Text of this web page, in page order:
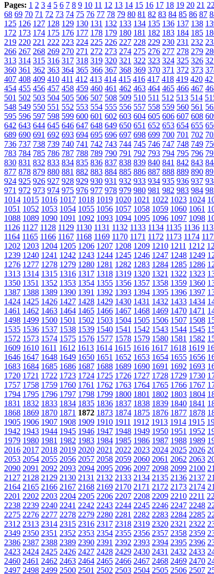
Pages: 1 2 3 4 5 6 7 8 9 10 11 12 13 14 15 16 17 18 19 20 21 22
68 69 70 71 72 73 74 75 76 77 78 79 80 81 82 83 84 85 86 87
125 126 127 128 129 130 131 132 133 134 135 136 137 138
172 173 174 175 176 177 178 179 180 181 182 183 184 185
219 220 221 222 223 224 225 226 227 228 229 230 231 232
266 267 268 269 270 271 272 273 274 275 276 277 278 279
313 314 315 316 317 318 319 320 321 322 323 324 325 326
360 361 362 363 364 365 366 367 368 369 370 371 372 373
407 408 409 410 411 412 413 414 415 416 417 418 419 420
454 455 456 457 458 459 460 461 462 463 464 465 466 467
501 502 503 504 505 506 507 508 509 510 511 512 513 514
548 549 550 551 552 553 554 555 556 557 558 559 560 561
595 596 597 598 599 600 601 602 603 604 605 606 607 608
642 643 644 645 646 647 648 649 650 651 652 653 654 655
689 690 691 692 693 694 695 696 697 698 699 700 701 702
736 737 738 739 740 741 742 743 744 745 746 747 748 749
783 784 785 786 787 788 789 790 791 792 793 794 795 796
830 831 832 833 834 835 836 837 838 839 840 841 842 843
877 878 879 880 881 882 883 884 885 886 887 888 889 890
924 925 926 927 928 929 930 931 932 933 934 935 936 937
971 972 973 974 975 976 977 978 979 980 981 982 983 984
1014 1015 1016 1017 1018 1019 1020 1021 1022 1023 1024
1051 1052 1053 1054 1055 1056 1057 1058 1059 1060 1061
1088 1089 1090 1091 1092 1093 1094 1095 1096 1097 1098
1126 1127 1128 1129 1130 1131 1132 1133 1134 1135 1136
1164 1165 1166 1167 1168 1169 1170 1171 1172 1173 1174
1202 1203 1204 1205 1206 1207 1208 1209 1210 1211 1212
1239 1240 1241 1242 1243 1244 1245 1246 1247 1248 1249
1276 1277 1278 1279 1280 1281 1282 1283 1284 1285 1286
1313 1314 1315 1316 1317 1318 1319 1320 1321 1322 1323
1350 1351 1352 1353 1354 1355 1356 1357 1358 1359 1360
1387 1388 1389 1390 1391 1392 1393 1394 1395 1396 1397
1424 1425 1426 1427 1428 1429 1430 1431 1432 1433 1434
1461 1462 1463 1464 1465 1466 1467 1468 1469 1470 1471
1498 1499 1500 1501 1502 1503 1504 1505 1506 1507 1508
1535 1536 1537 1538 1539 1540 1541 1542 1543 1544 1545
1572 1573 1574 1575 1576 1577 1578 1579 1580 1581 1582
1609 1610 1611 1612 1613 1614 1615 1616 1617 1618 1619
1646 1647 1648 1649 1650 1651 1652 1653 1654 1655 1656
1683 1684 1685 1686 1687 1688 1689 1690 1691 1692 1693
1720 1721 1722 1723 1724 1725 1726 1727 1728 1729 1730
1757 1758 1759 1760 1761 1762 1763 1764 1765 1766 1767
1794 1795 1796 1797 1798 1799 1800 1801 1802 1803 1804
1831 1832 1833 1834 1835 1836 1837 1838 1839 1840 1841
1868 1869 1870 1871 1872 1873 1874 1875 1876 1877 1878
1905 1906 1907 1908 1909 1910 1911 1912 1913 1914 1915
1942 1943 1944 1945 1946 1947 1948 1949 1950 1951 1952
1979 1980 1981 1982 1983 1984 1985 1986 1987 1988 1989
2016 2017 2018 2019 2020 2021 2022 2023 2024 2025 2026
2053 2054 2055 2056 2057 2058 2059 2060 2061 2062 2063
2090 2091 2092 2093 2094 2095 2096 2097 2098 2099 2100
2127 2128 2129 2130 2131 2132 2133 2134 2135 2136 2137
2164 2165 2166 2167 2168 2169 2170 2171 2172 2173 2174
2201 2202 2203 2204 2205 2206 2207 2208 2209 2210 2211
2238 2239 2240 2241 2242 2243 2244 2245 2246 2247 2248
2275 2276 2277 2278 2279 2280 2281 2282 2283 2284 2285
2312 2313 2314 2315 2316 2317 2318 2319 2320 2321 2322
2349 2350 2351 2352 2353 2354 2355 2356 2357 2358 2359
2386 2387 2388 2389 2390 2391 2392 2393 2394 2395 2396
2423 2424 2425 2426 2427 2428 2429 2430 2431 2432 2433
2460 2461 2462 2463 2464 2465 2466 2467 2468 2469 2470
2497 2498 2499 2500 2501 2502 2503 2504 2505 2506 2507